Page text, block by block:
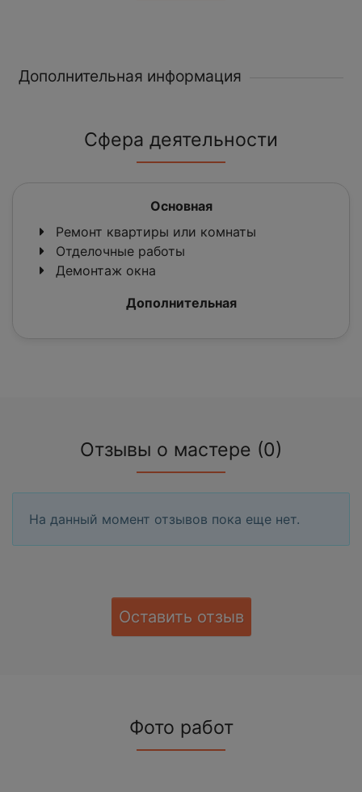
Дополнительная информация
Сфера деятельности
Основная
Ремонт квартиры или комнаты
Отделочные работы
Демонтаж окна
Дополнительная
Отзывы о мастере (0)
На данный момент отзывов пока еще нет.
Оставить отзыв
Фото работ